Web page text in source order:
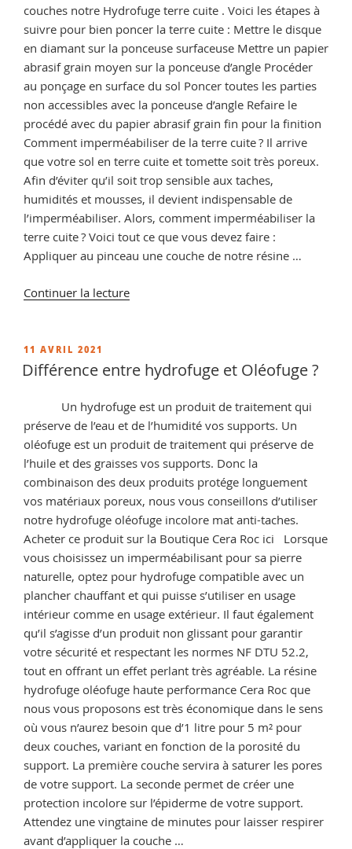
couches notre Hydrofuge terre cuite . Voici les étapes à
suivre pour bien poncer la terre cuite : Mettre le disque
en diamant sur la ponceuse surfaceuse Mettre un papier
abrasif grain moyen sur la ponceuse d’angle Procéder
au ponçage en surface du sol Poncer toutes les parties
non accessibles avec la ponceuse d’angle Refaire le
procédé avec du papier abrasif grain fin pour la finition
Comment imperméabiliser de la terre cuite ? Il arrive
que votre sol en terre cuite et tomette soit très poreux.
Afin d’éviter qu’il soit trop sensible aux taches,
humidités et mousses, il devient indispensable de
l’imperméabiliser. Alors, comment imperméabiliser la
terre cuite ? Voici tout ce que vous devez faire :
Appliquer au pinceau une couche de notre résine …
Continuer la lecturede
la
cuite ?
astuce
et
conseil
pour
débarrasser
la
terre
cuite
des
anciens
traitements »
PUBLIÉ
LE
11 AVRIL 2021
Différence entre hydrofuge et Oléofuge ?
Un hydrofuge est un produit de traitement qui
préserve de l’eau et de l’humidité vos supports. Un
oléofuge est un produit de traitement qui préserve de
l’huile et des graisses vos supports. Donc la
combinaison des deux produits protége longuement
vos matériaux poreux, nous vous conseillons d’utiliser
notre hydrofuge oléofuge incolore mat anti-taches.
Acheter ce produit sur la Boutique Cera Roc ici Lorsque
vous choisissez un imperméabilisant pour sa pierre
naturelle, optez pour hydrofuge compatible avec un
plancher chauffant et qui puisse s’utiliser en usage
intérieur comme en usage extérieur. Il faut également
qu’il s’agisse d’un produit non glissant pour garantir
votre sécurité et respectant les normes NF DTU 52.2,
tout en offrant un effet perlant très agréable. La résine
hydrofuge oléofuge haute performance Cera Roc que
nous vous proposons est très économique dans le sens
où vous n’aurez besoin que d’1 litre pour 5 m² pour
deux couches, variant en fonction de la porosité du
support. La première couche servira à saturer les pores
de votre support. La seconde permet de créer une
protection incolore sur l’épiderme de votre support.
Attendez une vingtaine de minutes pour laisser respirer
avant d’appliquer la couche …